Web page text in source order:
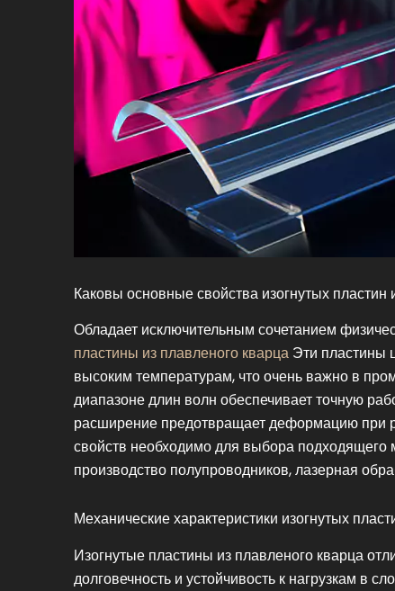
Каковы основные свойства изогнутых пластин
Обладает исключительным сочетанием
пластины из плавленого кварца Эти пластины
высоким температурам, что очень важно в
диапазоне длин волн обеспечивает точную
расширение предотвращает деформацию при
свойств необходимо для выбора подходящего
производство полупроводников, лазерная
Механические характеристики изогнутых
Изогнутые пластины из плавленого кварца
долговечность и устойчивость к нагрузкам в